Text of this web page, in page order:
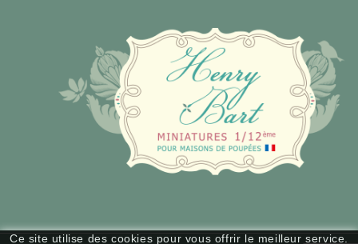
Ce site utilise des cookies pour vous offrir le meilleur service.